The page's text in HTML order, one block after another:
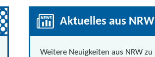
Aktuelles aus NRW
Weitere Neuigkeiten aus NRW zu